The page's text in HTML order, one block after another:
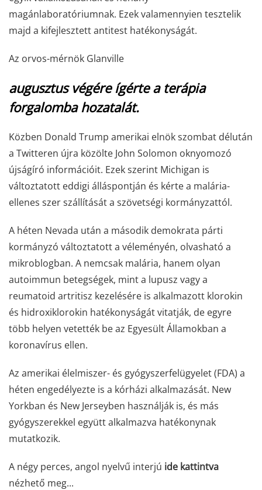
magánlaboratóriumnak. Ezek valamennyien tesztelik
majd a kifejlesztett antitest hatékonyságát.
Az orvos-mérnök Glanville
augusztus végére ígérte a terápia
forgalomba hozatalát.
Közben Donald Trump amerikai elnök szombat délután
a Twitteren újra közölte John Solomon oknyomozó
újságíró információit. Ezek szerint Michigan is
változtatott eddigi álláspontján és kérte a malária-
ellenes szer szállítását a szövetségi kormányzattól.
A héten Nevada után a második demokrata párti
kormányzó változtatott a véleményén, olvasható a
mikroblogban. A nemcsak malária, hanem olyan
autoimmun betegségek, mint a lupusz vagy a
reumatoid artritisz kezelésére is alkalmazott klorokin
és hidroxiklorokin hatékonyságát vitatják, de egyre
több helyen vetették be az Egyesült Államokban a
koronavírus ellen.
Az amerikai élelmiszer- és gyógyszerfelügyelet (FDA) a
héten engedélyezte is a kórházi alkalmazását. New
Yorkban és New Jerseyben használják is, és más
gyógyszerekkel együtt alkalmazva hatékonynak
mutatkozik.
A négy perces, angol nyelvű interjú ide kattintva
nézhető meg...